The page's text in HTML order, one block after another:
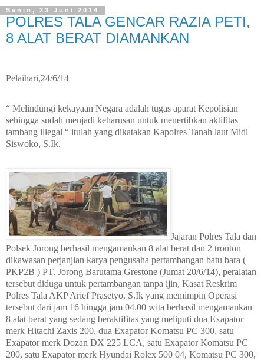
Senin, 23 Juni 2014
POLRES TALA GENCAR RAZIA PETI,
8 ALAT BERAT DIAMANKAN
Pelaihari,24/6/14
“ Melindungi kekayaan Negara adalah tugas aparat Kepolisian
sehingga sudah menjadi keharusan untuk menertibkan aktifitas
tambang illegal “ itulah yang dikatakan Kapolres Tanah laut Midi
Siswoko, S.Ik.
Jajaran Polres Tala dan
Polsek Jorong berhasil mengamankan 8 alat berat dan 2 tronton
dikawasan perjanjian karya pengusaha pertambangan batu bara (
PKP2B ) PT. Jorong Barutama Grestone (Jumat 20/6/14), peralatan
tersebut diduga untuk pertambangan tanpa ijin, Kasat Reskrim
Polres Tala AKP Arief Prasetyo, S.Ik yang memimpin Operasi
tersebut dari jam 16 hingga jam 04.00 wita berhasil mengamankan
8 alat berat yang sedang beraktifitas yang meliputi dua Exapator
merk Hitachi Zaxis 200, dua Exapator Komatsu PC 300, satu
Exapator merk Dozan DX 225 LCA, satu Exapator Komatsu PC
200, satu Exapator merk Hyundai Rolex 500 04, Komatsu PC 300,